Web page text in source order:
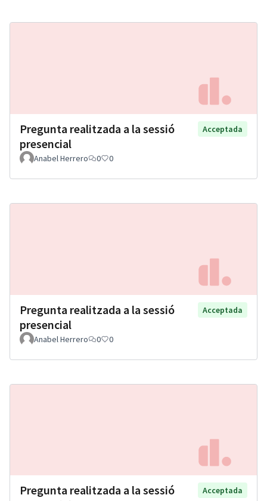
Pregunta realitzada a la sessió
presencial
Acceptada
Anabel Herrero 0 0
Pregunta realitzada a la sessió
presencial
Acceptada
Anabel Herrero 0 0
Pregunta realitzada a la sessió
Acceptada